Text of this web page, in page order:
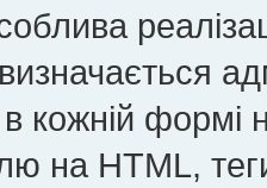
кожній
на HTML,